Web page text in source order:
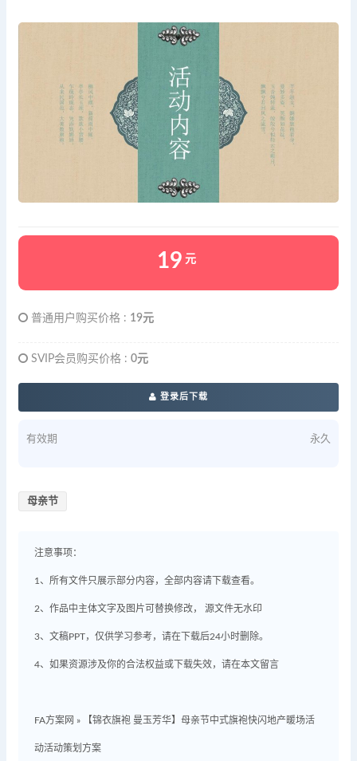
19 元
普通用户购买价格 : 19元
SVIP会员购买价格 : 0元
登录后下载
有效期 永久
母亲节
注意事项：
1、所有文件只展示部分内容，全部内容请下载查看。
2、作品中主体文字及图片可替换修改， 源文件无水印
3、文稿PPT，仅供学习参考，请在下载后24小时删除。
4、如果资源涉及你的合法权益或下载失效，请在本文留言
FA方案网 » 【锦衣旗袍 曼玉芳华】母亲节中式旗袍快闪地产暖场活
动活动策划方案